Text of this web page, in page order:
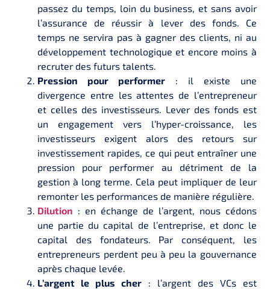
passez du temps, loin du business, et sans avoir
l’assurance de réussir à lever des fonds. Ce
temps ne servira pas à gagner des clients, ni au
développement technologique et encore moins à
recruter des futurs talents.
Pression pour performer : il existe une
divergence entre les attentes de l’entrepreneur
et celles des investisseurs. Lever des fonds est
un engagement vers l’hyper-croissance, les
investisseurs exigent alors des retours sur
investissement rapides, ce qui peut entraîner une
pression pour performer au détriment de la
gestion à long terme. Cela peut impliquer de leur
remonter les performances de manière régulière.
Dilution : en échange de l’argent, nous cédons
une partie du capital de l’entreprise, et donc le
capital des fondateurs. Par conséquent, les
entrepreneurs perdent peu à peu la gouvernance
après chaque levée.
L’argent le plus cher : l’argent des VCs est